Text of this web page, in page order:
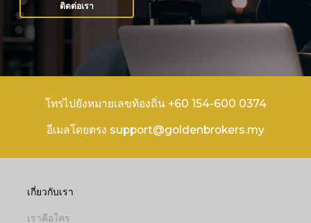
ติดต่อเรา
โทรไปยังหมายเลขท้องถิ่น +60 154-600 0374
อีเมลโดยตรง support@goldenbrokers.my
เกี่ยวกับเรา
เราคือใคร